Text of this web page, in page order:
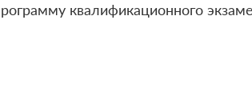
квалификационного